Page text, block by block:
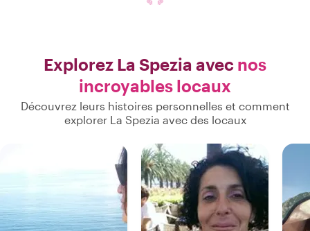
Explorez La Spezia avec nos
incroyables locaux
Découvrez leurs histoires personnelles et comment
explorer La Spezia avec des locaux